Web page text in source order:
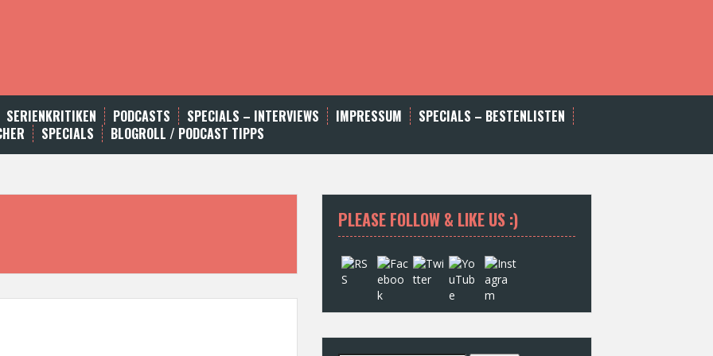
SERIENKRITIKEN PODCASTS SPECIALS – INTERVIEWS IMPRESSUM
SPECIALS – BESTENLISTEN
SPECIALS BLOGROLL / PODCAST TIPPS
PLEASE FOLLOW & LIKE US :)